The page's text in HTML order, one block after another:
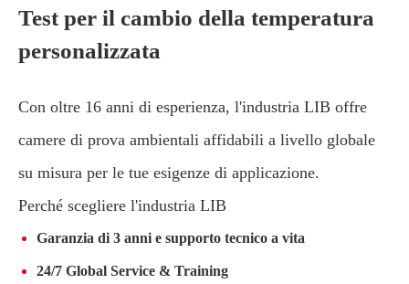
Test per il cambio della temperatura
personalizzata
Con oltre 16 anni di esperienza, l'industria LIB offre
camere di prova ambientali affidabili a livello globale
su misura per le tue esigenze di applicazione.
Perché scegliere l'industria LIB
Garanzia di 3 anni e supporto tecnico a vita
24/7 Global Service & Training